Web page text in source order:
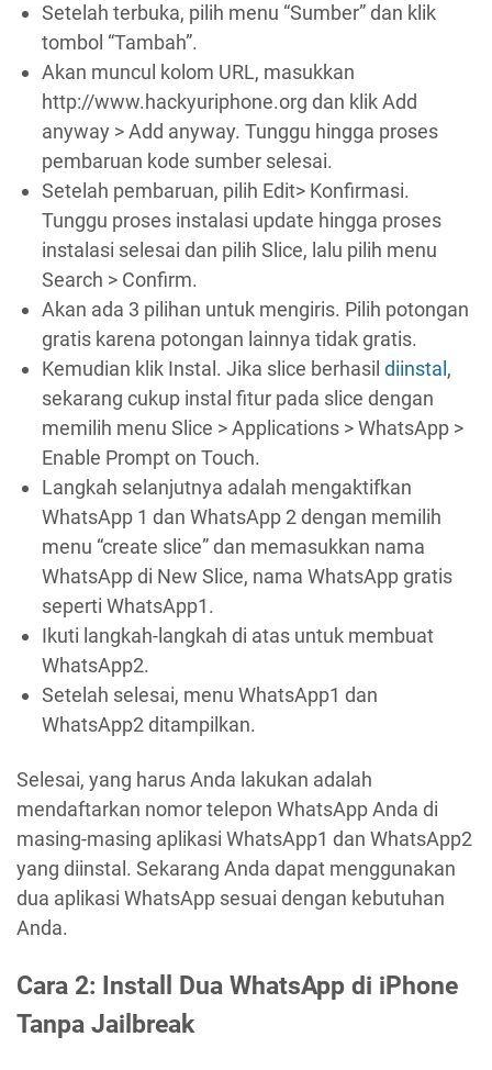
Setelah terbuka, pilih menu “Sumber” dan klik
tombol “Tambah”.
Akan muncul kolom URL, masukkan
http://www.hackyuriphone.org dan klik Add
anyway > Add anyway. Tunggu hingga proses
pembaruan kode sumber selesai.
Setelah pembaruan, pilih Edit> Konfirmasi.
Tunggu proses instalasi update hingga proses
instalasi selesai dan pilih Slice, lalu pilih menu
Search > Confirm.
Akan ada 3 pilihan untuk mengiris. Pilih potongan
gratis karena potongan lainnya tidak gratis.
Kemudian klik Instal. Jika slice berhasil diinstal ,
sekarang cukup instal fitur pada slice dengan
memilih menu Slice > Applications > WhatsApp >
Enable Prompt on Touch.
Langkah selanjutnya adalah mengaktifkan
WhatsApp 1 dan WhatsApp 2 dengan memilih
menu “create slice” dan memasukkan nama
WhatsApp di New Slice, nama WhatsApp gratis
seperti WhatsApp1.
Ikuti langkah-langkah di atas untuk membuat
WhatsApp2.
Setelah selesai, menu WhatsApp1 dan
WhatsApp2 ditampilkan.
Selesai, yang harus Anda lakukan adalah
mendaftarkan nomor telepon WhatsApp Anda di
masing-masing aplikasi WhatsApp1 dan WhatsApp2
yang diinstal. Sekarang Anda dapat menggunakan
dua aplikasi WhatsApp sesuai dengan kebutuhan
Anda.
Cara 2: Install Dua WhatsApp di iPhone
Tanpa Jailbreak